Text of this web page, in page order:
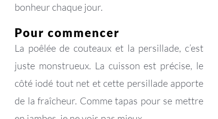
bonheur chaque jour.
Pour commencer
La poêlée de couteaux et la persillade, c’est
juste monstrueux. La cuisson est précise, le
côté iodé tout net et cette persillade apporte
de la fraîcheur. Comme tapas pour se mettre